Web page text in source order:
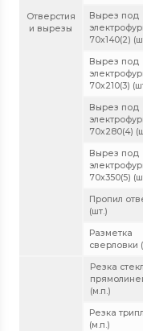
Отверстия
и вырезы
Вырез под
70х140(2)
Вырез под
70х210(3)
Вырез под
70х280(4)
Вырез под
70х350(5)
Пропил
(шт.)
Разметка
сверловки
Резка
(м.п.)
Резка
(м.п.)